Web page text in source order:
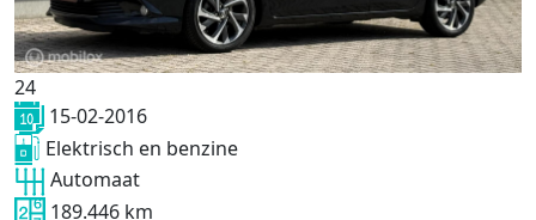
24
15-02-2016
Elektrisch en benzine
Automaat
189.446 km